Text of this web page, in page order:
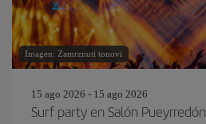
Imagen: Zamrznuti tonovi
15 ago 2026 - 15 ago 2026
Surf party en Salón Pueyrredón